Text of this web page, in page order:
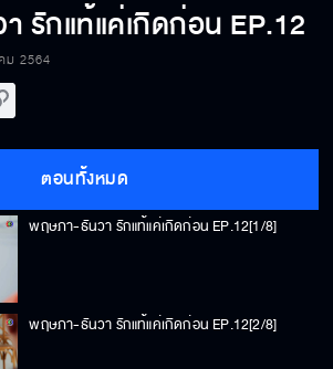
รักแท้แค่เกิดก่อน EP.12
ม 2564
ตอนทั้งหมด
พฤษภา-ธันวา รักแท้แค่เกิดก่อน EP.12[1/8]
พฤษภา-ธันวา รักแท้แค่เกิดก่อน EP.12[2/8]